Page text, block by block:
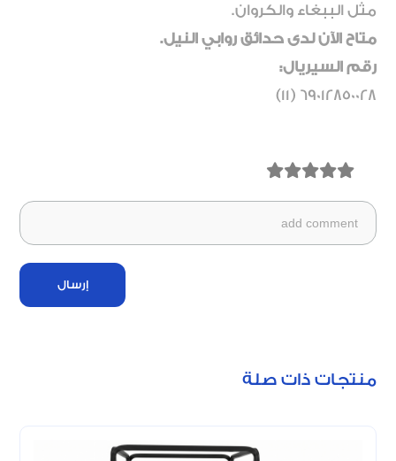
مثل الببغاء والكروان.
متاح الآن لدى حدائق روابي النيل.
رقم السيريال:
69012850028 (11)
إرسال
منتجات ذات صلة